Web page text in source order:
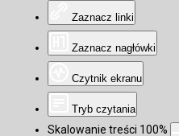
Zaznacz linki
Zaznacz nagłówki
Czytnik ekranu
Tryb czytania
Skalowanie treści 100%